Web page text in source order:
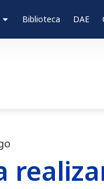
Biblioteca DAE